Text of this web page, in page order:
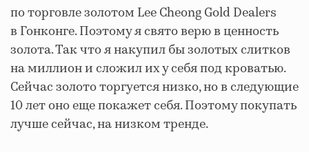
по торговле золотом Lee Cheong Gold Dealers
в Гонконге. Поэтому я свято верю в ценность
золота. Так что я накупил бы золотых слитков
на миллион и сложил их у себя под кроватью.
Сейчас золото торгуется низко, но в следующие
10 лет оно еще покажет себя. Поэтому покупать
лучше сейчас, на низком тренде.